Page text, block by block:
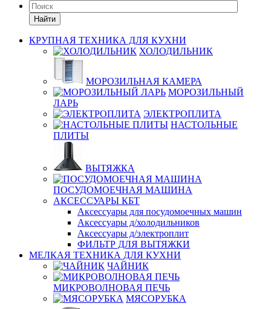
Найти
КРУПНАЯ ТЕХНИКА ДЛЯ КУХНИ
ХОЛОДИЛЬНИК
МОРОЗИЛЬНАЯ КАМЕРА
МОРОЗИЛЬНЫЙ
ЛАРЬ
ЭЛЕКТРОПЛИТА
НАСТОЛЬНЫЕ
ПЛИТЫ
ВЫТЯЖКА
ПОСУДОМОЕЧНАЯ МАШИНА
АКСЕССУАРЫ КБТ
Аксессуары для посудомоечных машин
Аксессуары д/холодильников
Аксессуары д/электроплит
ФИЛЬТР ДЛЯ ВЫТЯЖКИ
МЕЛКАЯ ТЕХНИКА ДЛЯ КУХНИ
ЧАЙНИК
МИКРОВОЛНОВАЯ ПЕЧЬ
МЯСОРУБКА